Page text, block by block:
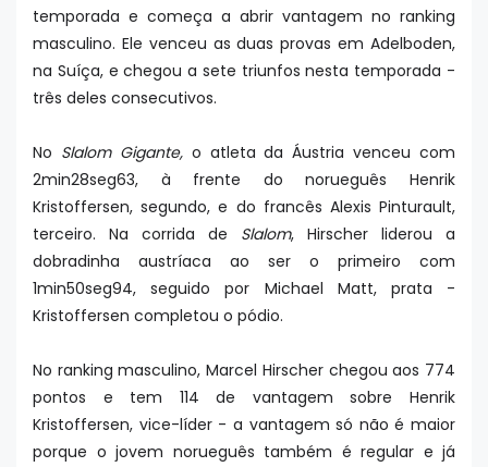
temporada e começa a abrir vantagem no ranking
masculino. Ele venceu as duas provas em Adelboden,
na Suíça, e chegou a sete triunfos nesta temporada -
três deles consecutivos.
No Slalom Gigante,o atleta da Áustria venceu com
2min28seg63, à frente do norueguês Henrik
Kristoffersen, segundo, e do francês Alexis Pinturault,
terceiro. Na corrida de Slalom, Hirscher liderou a
dobradinha austríaca ao ser o primeiro com
1min50seg94, seguido por Michael Matt, prata -
Kristoffersen completou o pódio.
No ranking masculino, Marcel Hirscher chegou aos 774
pontos e tem 114 de vantagem sobre Henrik
Kristoffersen, vice-líder - a vantagem só não é maior
porque o jovem norueguês também é regular e já